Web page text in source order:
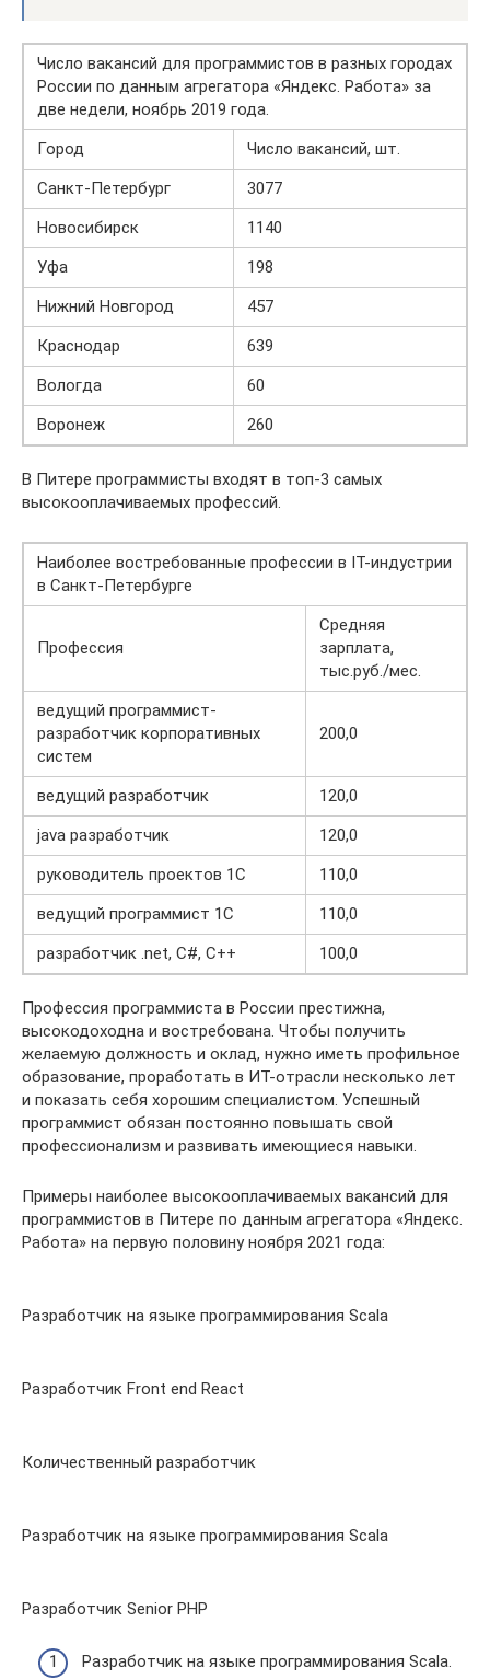
Число вакансий для программистов в разных городах
России по данным агрегатора «Яндекс. Работа» за
две недели, ноябрь 2019 года.
Город
Число вакансий, шт.
Санкт-Петербург
3077
Новосибирск
1140
Уфа
198
Нижний Новгород
457
Краснодар
639
Вологда
60
Воронеж
260
В Питере программисты входят в топ-3 самых
высокооплачиваемых профессий.
Наиболее востребованные профессии в IT-индустрии
в Санкт-Петербурге
Профессия
Средняя
зарплата,
тыс.руб./мес.
ведущий программист-
разработчик корпоративных
систем
200,0
ведущий разработчик
120,0
java разработчик
120,0
руководитель проектов 1C
110,0
ведущий программист 1C
110,0
разработчик .net, C#, C++
100,0
Профессия программиста в России престижна,
высокодоходна и востребована. Чтобы получить
желаемую должность и оклад, нужно иметь профильное
образование, проработать в ИТ-отрасли несколько лет
и показать себя хорошим специалистом. Успешный
программист обязан постоянно повышать свой
профессионализм и развивать имеющиеся навыки.
Примеры наиболее высокооплачиваемых вакансий для
программистов в Питере по данным агрегатора «Яндекс.
Работа» на первую половину ноября 2021 года:
Разработчик на языке программирования Scala
Разработчик Front end React
Количественный разработчик
Разработчик на языке программирования Scala
Разработчик Senior PHP
Разработчик на языке программирования Scala.